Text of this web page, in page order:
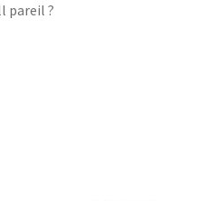
pareil ?